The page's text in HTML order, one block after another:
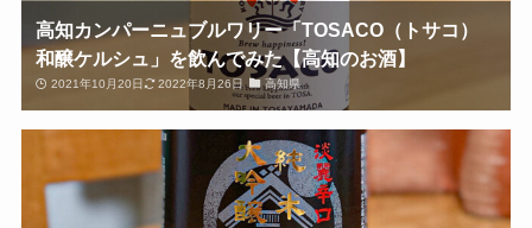
高知カンパーニュブルワリー「TOSACO（トサコ）
和醸ケルシュ」を飲んでみた【高知のお酒】
2021年10月20日 2022年8月26日 高知県